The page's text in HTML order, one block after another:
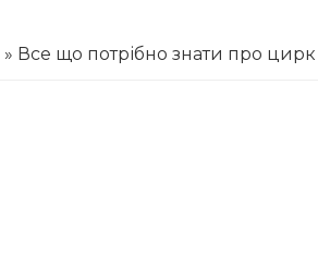
» Все що потрібно знати про цирк